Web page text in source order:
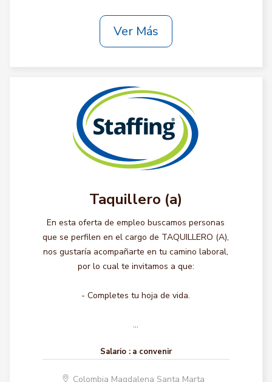
Ver Más
Taquillero (a)
En esta oferta de empleo buscamos personas
que se perfilen en el cargo de TAQUILLERO (A),
nos gustaría acompañarte en tu camino laboral,
por lo cual te invitamos a que:
- Completes tu hoja de vida.
...
Salario : a convenir
Colombia Magdalena Santa Marta